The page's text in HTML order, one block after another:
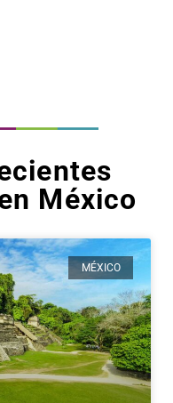
México
MÉXICO